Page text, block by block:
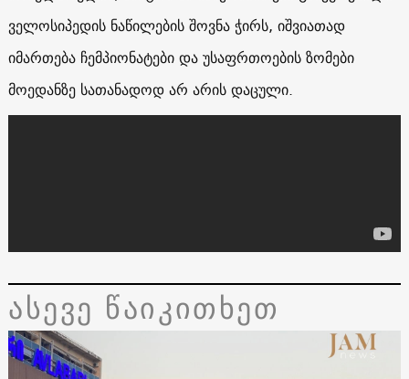
ველოსიპედის ნაწილების შოვნა ჭირს, იშვიათად
იმართება ჩემპიონატები და უსაფრთოების ზომები
მოედანზე სათანადოდ არ არის დაცული.
ასევე წაიკითხეთ